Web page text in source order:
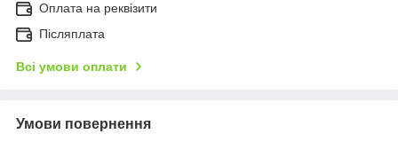
Оплата на реквізити
Післяплата
Всі умови оплати
Умови повернення